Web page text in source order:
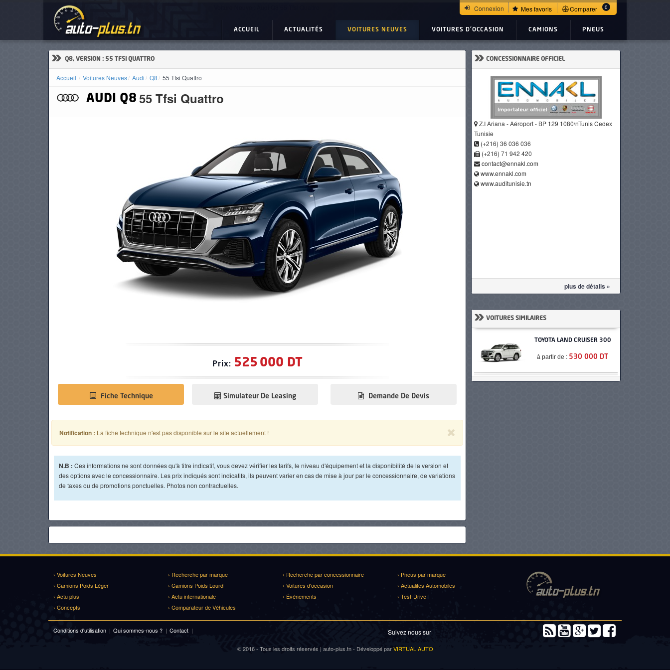
Connexion Mes favoris Comparer 0
ACCUEIL ACTUALITÉS VOITURES NEUVES VOITURES D'OCCASION CAMIONS PNEUS
» Q8, VERSION : 55 TFSI QUATTRO
Accueil Voitures Neuves Audi Q8 55 Tfsi Quattro
AUDI Q8 55 Tfsi Quattro
Prix: 525 000 DT
Fiche Technique Demande De Devis
Simulateur De Leasing
Notification : La fiche technique n'est pas disponible sur le site actuellement !
N.B : Ces informations ne sont données qu'à titre indicatif, vous devez vérifier les tarifs, le niveau d'équipement et la disponibilité de la version et
des options avec le concessionnaire. Les prix indiqués sont indicatifs, ils peuvent varier en cas de mise à jour par le concessionnaire, de variations
de taxes ou de promotions ponctuelles. Photos non contractuelles.
» CONCESSIONNAIRE OFFICIEL
Z.I Ariana - Aéroport - BP 129 1080\nTunis Cedex
Tunisie
(+216) 36 036 036
(+216) 71 942 420
contact@ennakl.com
www.ennakl.com
www.auditunisie.tn
plus de détails »
» VOITURES SIMILAIRES
TOYOTA LAND CRUISER 300
à partir de : 530 000 DT
› Voitures Neuves › Recherche par marque › Recherche par concessionnaire
› Pneus par marque
› Camions Poids Léger
› Camions Poids Lourd › Voitures d'occasion
› Actualités Automobiles
› Actu plus
› Actu internationale › Événements
› Test-Drive
› Concepts
› Comparateur de Véhicules
Conditions d'utilisation | Qui sommes-nous ? | Contact | Suivez nous sur
© 2016 - Tous les droits réservés | auto-plus.tn - Développé parVIRTUAL AUTO
ACTUALITÉS
VOITURES